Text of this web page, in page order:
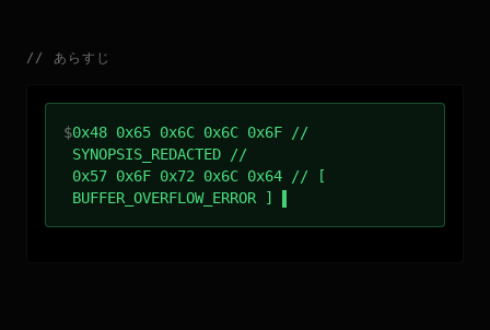
// あらすじ
$0x48 0x65 0x6C 0x6C 0x6F //
SYNOPSIS_REDACTED //
0x57 0x6F 0x72 0x6C 0x64 // [
BUFFER_OVERFLOW_ERROR ]